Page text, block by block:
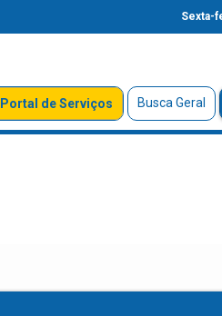
Sexta-
Portal de Serviços Busca Geral